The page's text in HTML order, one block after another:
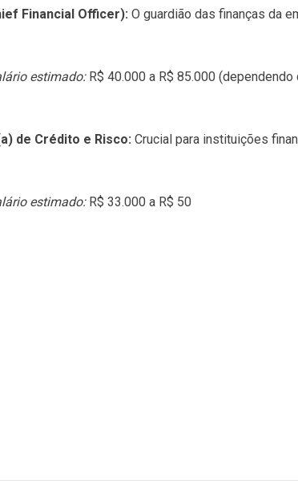
Financial Officer): O guardião das finanças da
estimado:R$ 40.000 a R$ 85.000 (dependendo
de Crédito e Risco: Crucial para instituições
estimado:R$ 33.000 a R$ 50